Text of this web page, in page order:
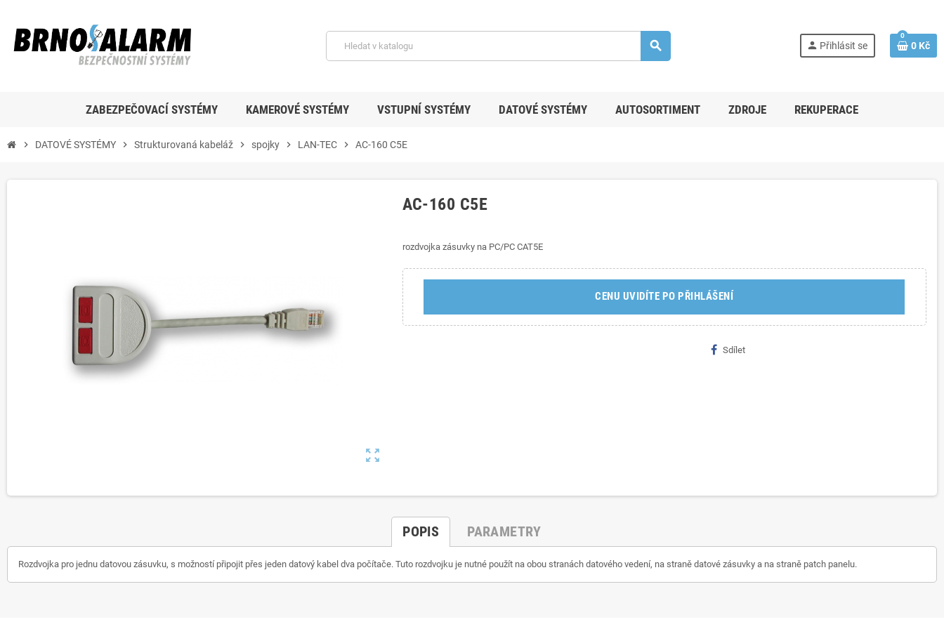
search person Přihlásit se
0
0 Kč
ZABEZPEČOVACÍ SYSTÉMY KAMEROVÉ SYSTÉMY VSTUPNÍ SYSTÉMY DATOVÉ SYSTÉMY AUTOSORTIMENT ZDROJE REKUPERACE
chevron_right DATOVÉ SYSTÉMY chevron_right Strukturovaná kabeláž chevron_right spojky chevron_right LAN-TEC chevron_right AC-160 C5E
zoom_out_map
AC-160 C5E
rozdvojka zásuvky na PC/PC CAT5E
CENU UVIDÍTE PO PŘIHLÁŠENÍ
Sdílet
POPIS PARAMETRY
Rozdvojka pro jednu datovou zásuvku, s možností připojit přes jeden datový kabel dva počítače. Tuto rozdvojku je nutné použít na obou stranách datového vedení, na straně datové zásuvky a na straně patch panelu.